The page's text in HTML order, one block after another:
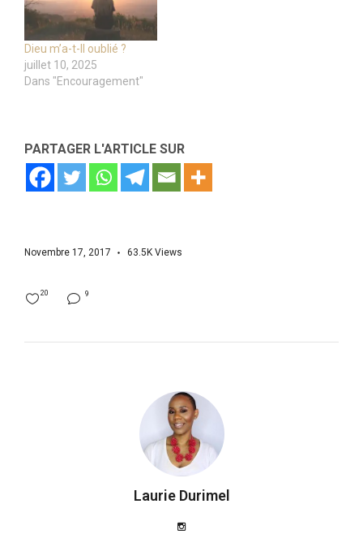
Dieu m’a-t-Il oublié ?
juillet 10, 2025
Dans "Encouragement"
PARTAGER L'ARTICLE SUR
Novembre 17, 2017 63.5K Views
9
20
Laurie Durimel